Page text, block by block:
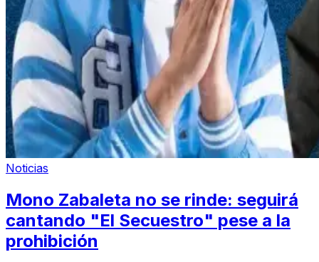
Noticias
Mono Zabaleta no se rinde: seguirá
cantando "El Secuestro" pese a la
prohibición